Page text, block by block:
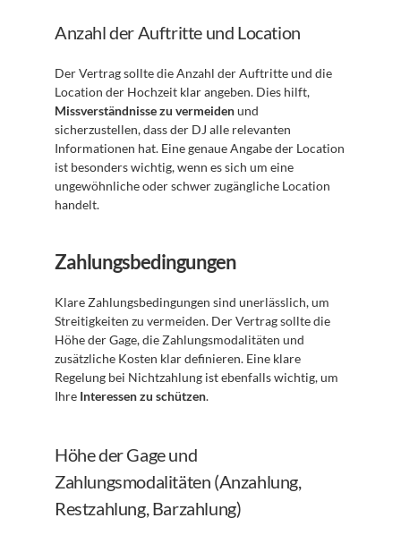
Anzahl der Auftritte und Location
Der Vertrag sollte die Anzahl der Auftritte und die
Missverständnisse zu vermeiden und
sicherzustellen, dass der DJ alle relevanten
Informationen hat. Eine genaue Angabe der Location
ist besonders wichtig, wenn es sich um eine
ungewöhnliche oder schwer zugängliche Location
handelt.
Zahlungsbedingungen
Klare Zahlungsbedingungen sind unerlässlich, um
Streitigkeiten zu vermeiden. Der Vertrag sollte die
Höhe der Gage, die Zahlungsmodalitäten und
zusätzliche Kosten klar definieren. Eine klare
Regelung bei Nichtzahlung ist ebenfalls wichtig, um
Ihre Interessen zu schützen.
Höhe der Gage und
Zahlungsmodalitäten (Anzahlung,
Restzahlung, Barzahlung)